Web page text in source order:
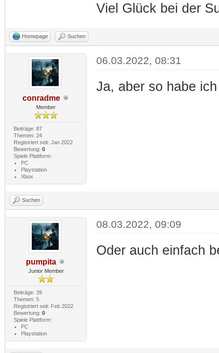
Viel Glück bei der
Homepage Suchen
conradme
Member
Beiträge: 87
Themen: 24
Registriert seit: Jan 2022
Bewertung: 0
Spiele Plattform:
PC
Playstation
Xbox
06.03.2022, 08:31
Ja, aber so habe
Suchen
pumpita
Junior Member
Beiträge: 39
Themen: 5
Registriert seit: Feb 2022
Bewertung: 0
Spiele Plattform:
PC
Playstation
08.03.2022, 09:09
Oder auch einfach